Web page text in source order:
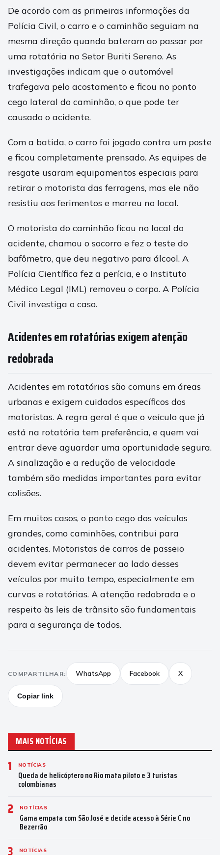
De acordo com as primeiras informações da
Polícia Civil, o carro e o caminhão seguiam na
mesma direção quando bateram ao passar por
uma rotatória no Setor Buriti Sereno. As
investigações indicam que o automóvel
trafegava pelo acostamento e ficou no ponto
cego lateral do caminhão, o que pode ter
causado o acidente.
Com a batida, o carro foi jogado contra um poste
e ficou completamente prensado. As equipes de
resgate usaram equipamentos especiais para
retirar o motorista das ferragens, mas ele não
resistiu aos ferimentos e morreu no local.
O motorista do caminhão ficou no local do
acidente, chamou o socorro e fez o teste do
bafômetro, que deu negativo para álcool. A
Polícia Científica fez a perícia, e o Instituto
Médico Legal (IML) removeu o corpo. A Polícia
Civil investiga o caso.
Acidentes em rotatórias exigem atenção
redobrada
Acidentes em rotatórias são comuns em áreas
urbanas e exigem cuidados específicos dos
motoristas. A regra geral é que o veículo que já
está na rotatória tem preferência, e quem vai
entrar deve aguardar uma oportunidade segura.
A sinalização e a redução de velocidade
também são medidas importantes para evitar
colisões.
Em muitos casos, o ponto cego dos veículos
grandes, como caminhões, contribui para
acidentes. Motoristas de carros de passeio
devem evitar permanecer ao lado desses
veículos por muito tempo, especialmente em
curvas e rotatórias. A atenção redobrada e o
respeito às leis de trânsito são fundamentais
para a segurança de todos.
COMPARTILHAR: WhatsApp Facebook X
Copiar link
MAIS NOTÍCIAS
1 NOTÍCIAS
Queda de helicóptero no Rio mata piloto e 3 turistas
colombianas
2 NOTÍCIAS
Gama empata com São José e decide acesso à Série C no
Bezerrão
NOTÍCIAS